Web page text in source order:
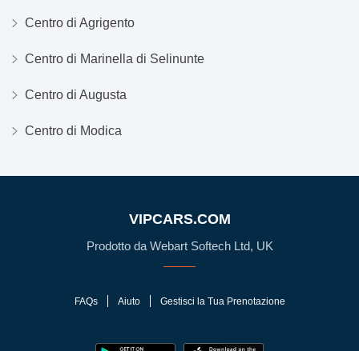
Centro di Agrigento
Centro di Marinella di Selinunte
Centro di Augusta
Centro di Modica
VIPCARS.COM
Prodotto da Webart Softech Ltd, UK
FAQs Aiuto Gestisci la Tua Prenotazione